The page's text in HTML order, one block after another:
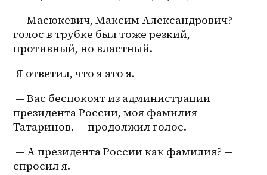
— Масюкевич, Максим Александрович? —
голос в трубке был тоже резкий,
противный, но властный.
Я ответил, что я это я.
— Вас беспокоят из администрации
президента России, моя фамилия
Татаринов. — продолжил голос.
— А президента России как фамилия? —
спросил я.